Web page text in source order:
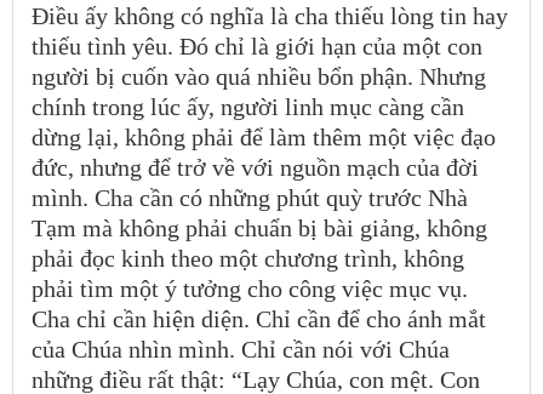
Điều ấy không có nghĩa là cha thiếu lòng tin hay
thiếu tình yêu. Đó chỉ là giới hạn của một con
người bị cuốn vào quá nhiều bổn phận. Nhưng
chính trong lúc ấy, người linh mục càng cần
dừng lại, không phải để làm thêm một việc đạo
đức, nhưng để trở về với nguồn mạch của đời
mình. Cha cần có những phút quỳ trước Nhà
Tạm mà không phải chuẩn bị bài giảng, không
phải đọc kinh theo một chương trình, không
phải tìm một ý tưởng cho công việc mục vụ.
Cha chỉ cần hiện diện. Chỉ cần để cho ánh mắt
của Chúa nhìn mình. Chỉ cần nói với Chúa
những điều rất thật: “Lạy Chúa, con mệt. Con